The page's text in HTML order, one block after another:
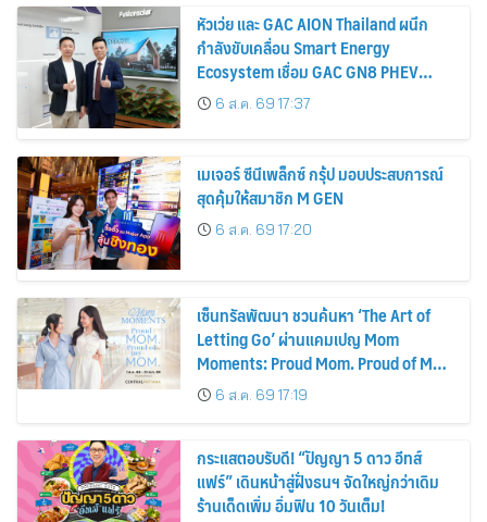
หัวเว่ย และ GAC AION Thailand ผนึก
กำลังขับเคลื่อน Smart Energy
Ecosystem เชื่อม GAC GN8 PHEV
รถยนต์ MPV ระดับพรีเมียม เข้ากับ
พลังงานแสงอาทิตย์ภายในบ้าน
6 ส.ค. 69 17:37
เมเจอร์ ซีนีเพล็กซ์ กรุ้ป มอบประสบการณ์
สุดคุ้มให้สมาชิก M GEN
6 ส.ค. 69 17:20
เซ็นทรัลพัฒนา ชวนค้นหา ‘The Art of
Letting Go’ ผ่านแคมเปญ Mom
Moments: Proud Mom. Proud of My
Mom.6 ส.ค. 69 17:19
กระแสตอบรับดี! “ปัญญา 5 ดาว อีทส์
แฟร์” เดินหน้าสู่ฝั่งธนฯ จัดใหญ่กว่าเดิม
ร้านเด็ดเพิ่ม อิ่มฟิน 10 วันเต็ม!